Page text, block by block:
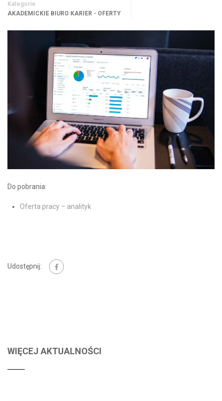
Kategorie
AKADEMICKIE BIURO KARIER - OFERTY
Do pobrania:
Oferta pracy – analityk
Udostępnij:
WIĘCEJ AKTUALNOŚCI